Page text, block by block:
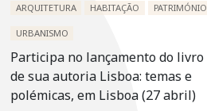
ARQUITETURA HABITAÇÃO PATRIMÓNIO
URBANISMO
Participa no lançamento do livro
de sua autoria Lisboa: temas e
polémicas, em Lisboa (27 abril)